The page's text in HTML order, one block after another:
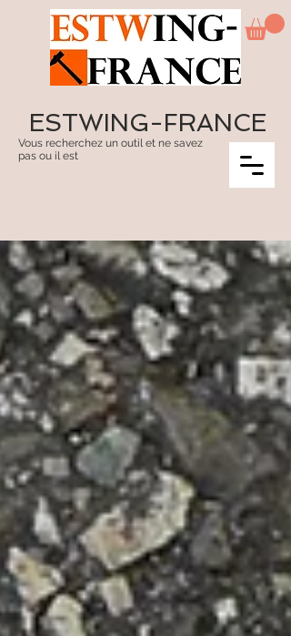
ESTWING-FRANCE
Vous recherchez un outil et ne savez
pas ou il est